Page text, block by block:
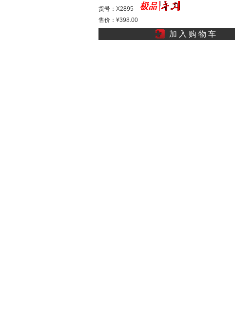
真神剑道命器有神在手ll
货号：X2895
售价：¥398.00
加 入 购 物 车